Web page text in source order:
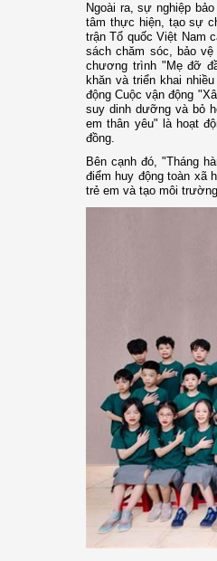
Ngoài ra, sự nghiệp
tâm thực hiện, tạo sự
trận Tổ quốc Việt Nam
sách chăm sóc, bảo
chương trình "Mẹ đỡ
khăn và triển khai
động Cuộc vận động
suy dinh dưỡng và bỏ
em thân yêu" là hoạt
đồng.
Bên cạnh đó, "Tháng
điểm huy động toàn xã
trẻ em và tạo môi